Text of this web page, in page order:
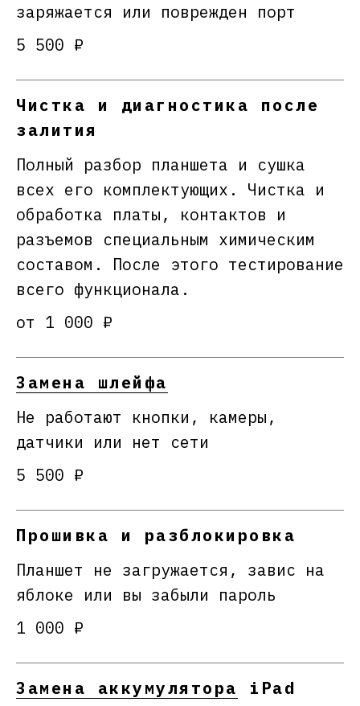
заряжается или поврежден порт
5 500 ₽
Чистка и диагностика после
залития
Полный разбор планшета и сушка
всех его комплектующих. Чистка и
обработка платы, контактов и
разъемов специальным химическим
составом. После этого тестирование
всего функционала.
от 1 000 ₽
Замена шлейфа
Не работают кнопки, камеры,
датчики или нет сети
5 500 ₽
Прошивка и разблокировка
Планшет не загружается, завис на
яблоке или вы забыли пароль
1 000 ₽
Замена аккумулятора iPad